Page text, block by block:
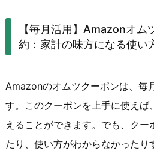
【毎月活用】Amazonオム
約：家計の味方になる使い
Amazonのオムツクーポンは、毎
す。このクーポンを上手に使えば
えることができます。でも、クー
たり、使い方がわからなかったり